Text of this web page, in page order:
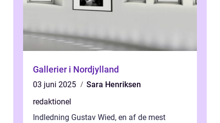
Gallerier i Nordjylland
03 juni 2025
Sara Henriksen
redaktionel
Indledning Gustav Wied, en af de mest